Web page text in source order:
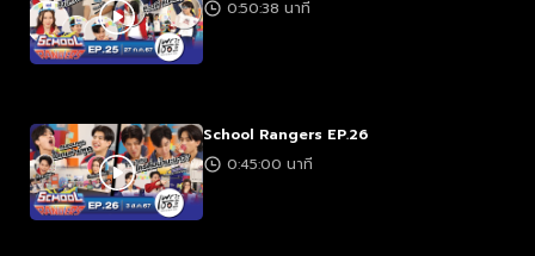
0:50:38 นาที
School Rangers EP.26
0:45:00 นาที